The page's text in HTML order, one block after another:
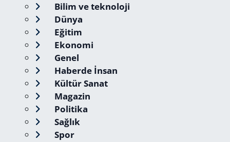
Bilim ve teknoloji
Dünya
Eğitim
Ekonomi
Genel
Haberde İnsan
Kültür Sanat
Magazin
Politika
Sağlık
Spor